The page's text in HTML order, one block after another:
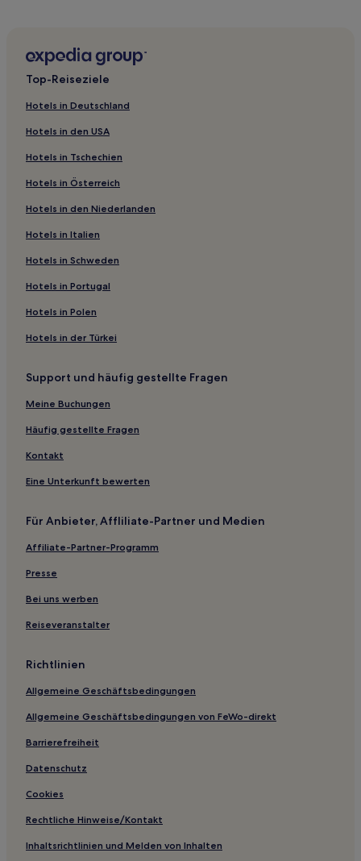
Günstige in O'Fallon
Hotels mit Parkplatz in Ste. Genevieve
Hotels mit Pool in Springfield
Günstige in Springfield
Haustierfreundliche in Springfield
Hotels mit Parkplatz in Springfield
Hotels mit Parkplatz in Hazelwood
Günstige in Hannibal
Hotels mit inbegriffenem Frühstück in Hannibal
Günstige in Macon
Haustierfreundliche in Macon
Familien in Macon
Familien nahe Historische Hauptstraße
Familien in St. Louis
Hotels mit Küchenzeile in St. Louis
Lgbtqia-Freundliche in St. Louis
Haustierfreundliche in St. Louis
Hotels mit Küchenzeile in Osage Beach
Günstige in Osage Beach
Hotels mit Parkplatz nahe Black Island Conservation Area
Günstige nahe Black Island Conservation Area
Hotels mit inbegriffenem Frühstück in Missouri
Familien in Sedalia
4-Sterne-Hotels in Washington
3-Sterne-Hotels in Lake Ozark
2-Sterne-Hotels in Chillicothe
The Gate: Hotels
Hotels nahe Webster University
Shrewsbury Hotels
Ladue: Hotels
Top-Reiseziele
Hotels in Deutschland
Hotels in den USA
Hotels in Tschechien
Hotels in Österreich
Hotels in den Niederlanden
Hotels in Italien
Hotels in Schweden
Hotels in Portugal
Hotels in Polen
Hotels in der Türkei
Support und häufig gestellte Fragen
Meine Buchungen
Häufig gestellte Fragen
Kontakt
Eine Unterkunft bewerten
Für Anbieter, Affliliate-Partner und Medien
Affiliate-Partner-Programm
Presse
Bei uns werben
Reiseveranstalter
Richtlinien
Allgemeine Geschäftsbedingungen
Allgemeine Geschäftsbedingungen von FeWo-direkt
Barrierefreiheit
Datenschutz
Cookies
Rechtliche Hinweise/Kontakt
Inhaltsrichtlinien und Melden von Inhalten